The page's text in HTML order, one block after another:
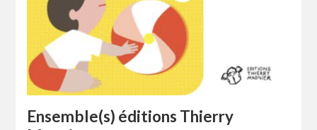
Ensemble(s) éditions Thierry